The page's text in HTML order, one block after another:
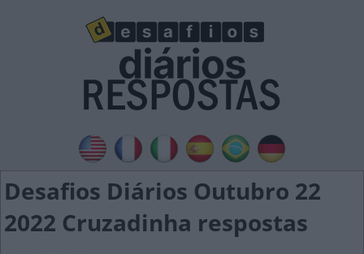
Desafios Diários Outubro 22
2022 Cruzadinha respostas